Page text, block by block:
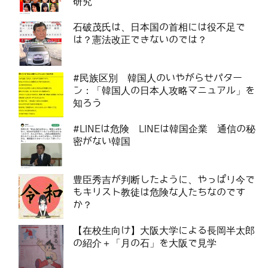
石破茂氏は、日本国の首相には役不足で
は？憲法改正できないのでは？
#民族区別 韓国人のいやがらせパター
ン：「韓国人の日本人攻略マニュアル」を
知ろう
#LINEは危険 LINEは韓国企業 通信の秘
密がない韓国
豊臣秀吉が判断したように、やっぱり今で
もキリスト教徒は危険な人たちなのです
か？
【在校生向け】大阪大学による長岡半太郎
の紹介＋「月の石」を大阪で見学